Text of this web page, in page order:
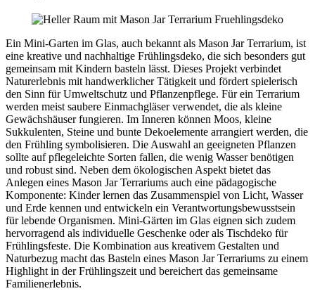
Ein Mini-Garten im Glas, auch bekannt als Mason Jar Terrarium, ist
eine kreative und nachhaltige Frühlingsdeko, die sich besonders gut
gemeinsam mit Kindern basteln lässt. Dieses Projekt verbindet
Naturerlebnis mit handwerklicher Tätigkeit und fördert spielerisch
den Sinn für Umweltschutz und Pflanzenpflege. Für ein Terrarium
werden meist saubere Einmachgläser verwendet, die als kleine
Gewächshäuser fungieren. Im Inneren können Moos, kleine
Sukkulenten, Steine und bunte Dekoelemente arrangiert werden, die
den Frühling symbolisieren. Die Auswahl an geeigneten Pflanzen
sollte auf pflegeleichte Sorten fallen, die wenig Wasser benötigen
und robust sind. Neben dem ökologischen Aspekt bietet das
Anlegen eines Mason Jar Terrariums auch eine pädagogische
Komponente: Kinder lernen das Zusammenspiel von Licht, Wasser
und Erde kennen und entwickeln ein Verantwortungsbewusstsein
für lebende Organismen. Mini-Gärten im Glas eignen sich zudem
hervorragend als individuelle Geschenke oder als Tischdeko für
Frühlingsfeste. Die Kombination aus kreativem Gestalten und
Naturbezug macht das Basteln eines Mason Jar Terrariums zu einem
Highlight in der Frühlingszeit und bereichert das gemeinsame
Familienerlebnis.